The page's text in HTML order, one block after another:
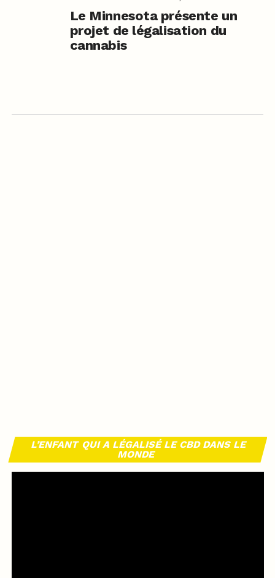
Le Minnesota présente un
projet de légalisation du
cannabis
L’ENFANT QUI A LÉGALISÉ LE CBD DANS LE
MONDE